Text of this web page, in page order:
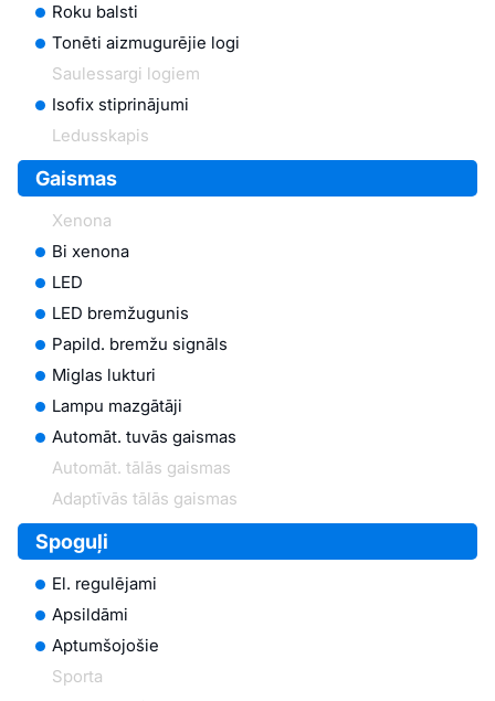
Roku balsti
Tonēti aizmugurējie logi
Saulessargi logiem
Isofix stiprinājumi
Ledusskapis
Gaismas
Xenona
Bi xenona
LED
LED bremžugunis
Papild. bremžu signāls
Miglas lukturi
Lampu mazgātāji
Automāt. tuvās gaismas
Automāt. tālās gaismas
Adaptīvās tālās gaismas
Spoguļi
El. regulējami
Apsildāmi
Aptumšojošie
Sporta